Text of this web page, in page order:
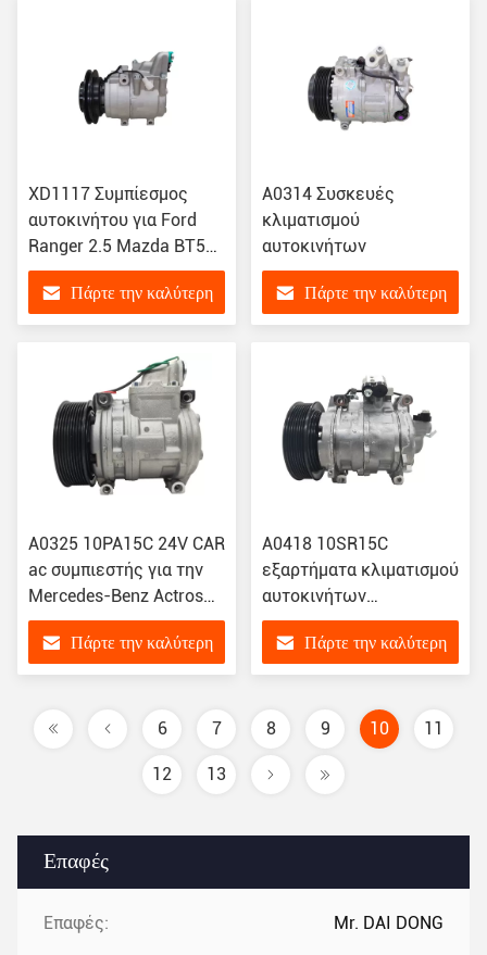
Επαφές
Επαφές: Mr. DAI DONG
XD1117 Συμπίεσμος
αυτοκινήτου για Ford
Ranger 2.5 Mazda BT50
B2500 B2900 97701-
34700 F500RZWLA-07
100166 2021613 0086-
Πάρτε την καλύτερη
Α0314 Συσκευές
κλιματισμού
αυτοκινήτων
Πάρτε την καλύτερη
A0325 10PA15C 24V CAR
ac συμπιεστής για την
Mercedes-Benz Actros
Truck A5412301111
A6161301015 4471006
Πάρτε την καλύτερη
Α0418 10SR15C
εξαρτήματα κλιματισμού
αυτοκινήτων
αυτοκινήτων
συμπιεστής για Honda
Accord 2.4 CP2 2008-
38810R40A
Πάρτε την καλύτερη
6 7 8 9 10 11
12 13